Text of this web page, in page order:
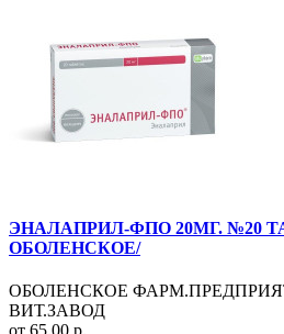
ЭНАЛАПРИЛ-ФПО 20МГ. №20
ОБОЛЕНСКОЕ/
ОБОЛЕНСКОЕ
ВИТ.ЗАВОД